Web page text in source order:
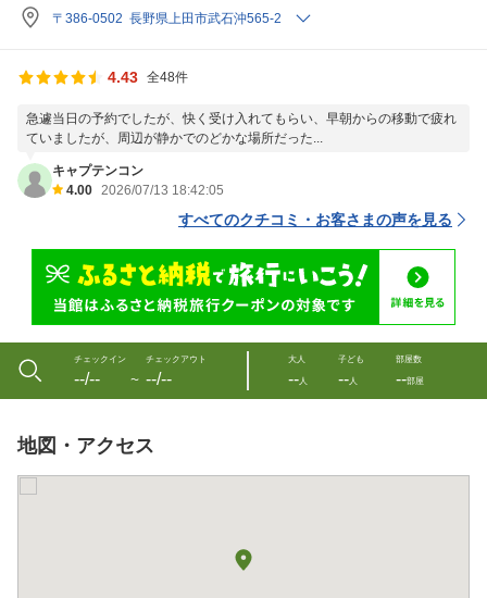
〒386-0502 長野県上田市武石沖565-2
4.43 全48件
急遽当日の予約でしたが、快く受け入れてもらい、早朝からの移動で疲れ
ていましたが、周辺が静かでのどかな場所だった...
キャプテンコン
4.00 2026/07/13 18:42:05
すべてのクチコミ・お客さまの声を見る
チェックイン
--/-- 〜
チェックアウト
--/--
大人
--人
子ども
--人
部屋数
--部屋
地図・アクセス